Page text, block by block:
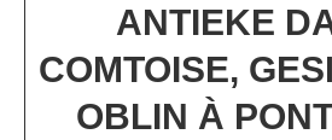
ANTIEKE
COMTOISE,
OBLIN À